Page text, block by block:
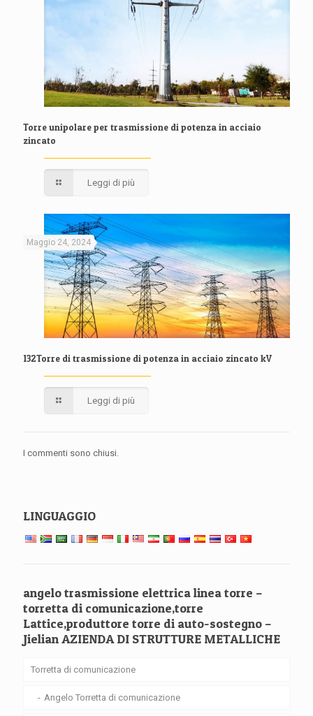
Torre unipolare per trasmissione di potenza in acciaio
zincato
Leggi di più
Maggio 24, 2024
132Torre di trasmissione di potenza in acciaio zincato kV
Leggi di più
I commenti sono chiusi.
LINGUAGGIO
angelo trasmissione elettrica linea torre –
torretta di comunicazione,torre
Lattice,produttore torre di auto-sostegno –
Jielian AZIENDA DI STRUTTURE METALLICHE
Torretta di comunicazione
Angelo Torretta di comunicazione